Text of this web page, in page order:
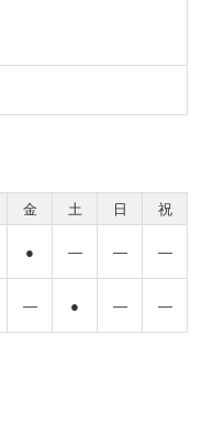
金 土 日
祝
● ― ― ―
― ● ― ―